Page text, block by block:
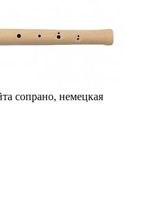
сопрано, немецкая